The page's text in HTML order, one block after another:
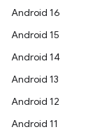
Android 16
Android 15
Android 14
Android 13
Android 12
Android 11